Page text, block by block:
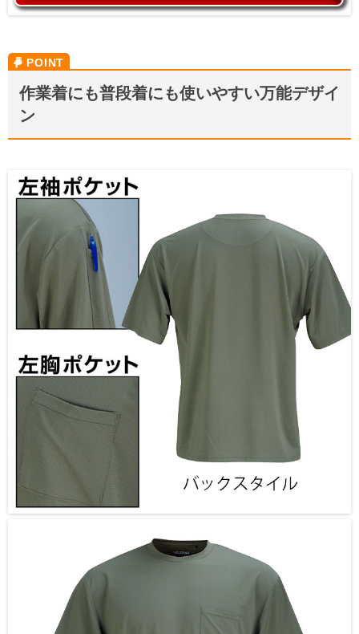
作業着にも普段着にも使いやすい万能デザイ
ン